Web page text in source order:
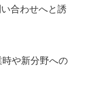
合わせへと誘
や新分野への